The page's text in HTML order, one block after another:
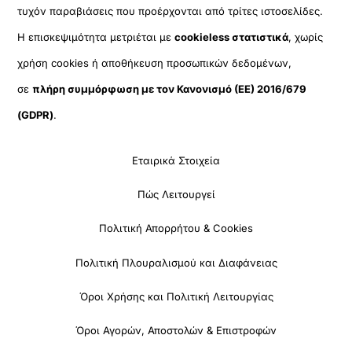
τυχόν παραβιάσεις που προέρχονται από τρίτες ιστοσελίδες.
Η επισκεψιμότητα μετριέται μεcookieless στατιστικά, χωρίς
χρήση cookies ή αποθήκευση προσωπικών δεδομένων,
σεπλήρη συμμόρφωση με τον Κανονισμό (ΕΕ) 2016/679
(GDPR).
Εταιρικά Στοιχεία
Πώς Λειτουργεί
Πολιτική Απορρήτου & Cookies
Πολιτική Πλουραλισμού και Διαφάνειας
Όροι Χρήσης και Πολιτική Λειτουργίας
Όροι Αγορών, Αποστολών & Επιστροφών